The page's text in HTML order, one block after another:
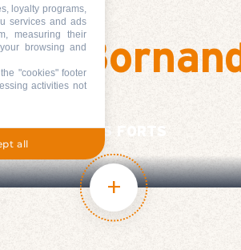
Bornand
TEMPS FORTS
loyalty programs,
services and ads
measuring their
browsing and
"cookies" footer
activities not
all